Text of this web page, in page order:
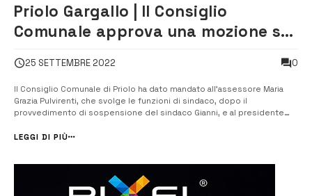
Priolo Gargallo | Il Consiglio
Comunale approva una mozione sul
25 SETTEMBRE 2022 0
Il Consiglio Comunale di Priolo ha dato mandato all’assessore Maria
Grazia Pulvirenti, che svolge le funzioni di sindaco, dopo il
provvedimento di sospensione del sindaco Gianni, e al presidente
regionale per l’adozione di “interventi che coniughino tutela della
LEGGI DI PIÙ